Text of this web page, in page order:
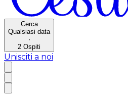
Cerca
Qualsiasi data
·
2 Ospiti
Unisciti a noi